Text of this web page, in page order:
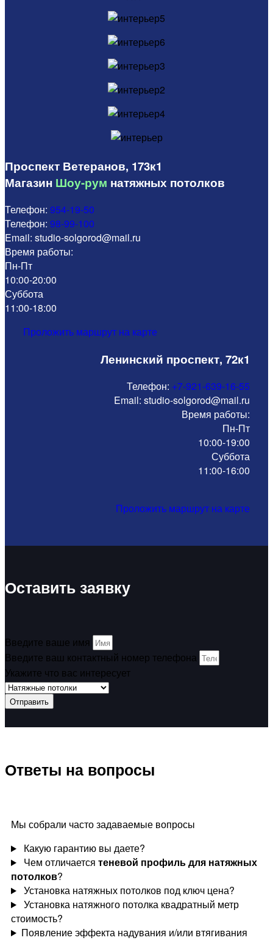
Проспект Ветеранов, 173к1
Магазин Шоу-рум натяжных потолков
Телефон: 954-19-50
Телефон: 98-99-100
Email: studio-solgorod@mail.ru
Время работы:
Пн-Пт
10:00-20:00
Суббота
11:00-18:00
Проложить маршрут на карте
Ленинский проспект, 72к1
Телефон: +7-921-639-16-55
Email: studio-solgorod@mail.ru
Время работы:
Пн-Пт
10:00-19:00
Суббота
11:00-16:00
Проложить маршрут на карте
Оставить заявку
Введите ваше имя
Введите ваш контактный номер телефона
Укажите что вас интересует
Отправить
Ответы на вопросы
Мы собрали часто задаваемые вопросы
Какую гарантию вы даете?
Чем отличается теневой профиль для натяжных
потолков?
Установка натяжных потолков под ключ цена?
Установка натяжного потолка квадратный метр
стоимость?
Появление эффекта надувания и/или втягивания